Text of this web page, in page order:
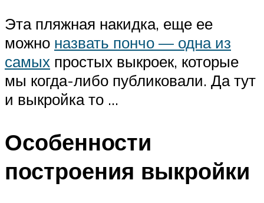
Эта пляжная накидка, еще ее
можно назвать пончо — одна из
самых простых выкроек, которые
мы когда-либо публиковали. Да тут
и выкройка то …
Особенности
построения выкройки